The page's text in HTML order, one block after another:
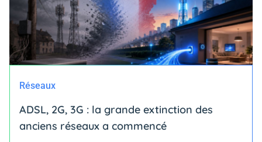
Réseaux
ADSL, 2G, 3G : la grande extinction des
anciens réseaux a commencé